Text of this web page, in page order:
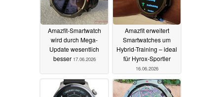
Amazfit-Smartwatch
wird durch Mega-
Update wesentlich
besser 17.06.2026
Amazfit erweitert
Smartwatches um
Hybrid-Training – ideal
für Hyrox-Sportler
16.06.2026